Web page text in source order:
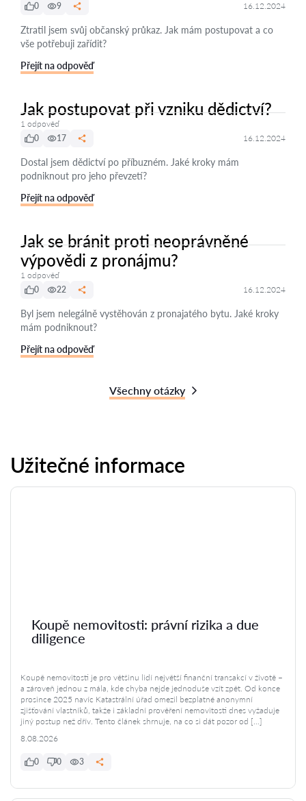
0
9 16.12.2024
Ztratil jsem svůj občanský průkaz. Jak mám postupovat a co
vše potřebuji zařídit?
Přejít na odpověď
Jak postupovat při vzniku dědictví?
1 odpověď
0
17 16.12.2024
Dostal jsem dědictví po příbuzném. Jaké kroky mám
podniknout pro jeho převzetí?
Přejít na odpověď
Jak se bránit proti neoprávněné
výpovědi z pronájmu?
1 odpověď
0
22 16.12.2024
Byl jsem nelegálně vystěhován z pronajatého bytu. Jaké kroky
mám podniknout?
Přejít na odpověď
Všechny otázky
Užitečné informace
Koupě nemovitosti: právní rizika a due
diligence
Koupě nemovitosti je pro většinu lidí největší finanční transakcí v životě –
a zároveň jednou z mála, kde chyba nejde jednoduše vzít zpět. Od konce
prosince 2025 navíc Katastrální úřad omezil bezplatné anonymní
zjišťování vlastníků, takže i základní prověření nemovitosti dnes vyžaduje
jiný postup než dřív. Tento článek shrnuje, na co si dát pozor od […]
8.08.2026
0 0 3